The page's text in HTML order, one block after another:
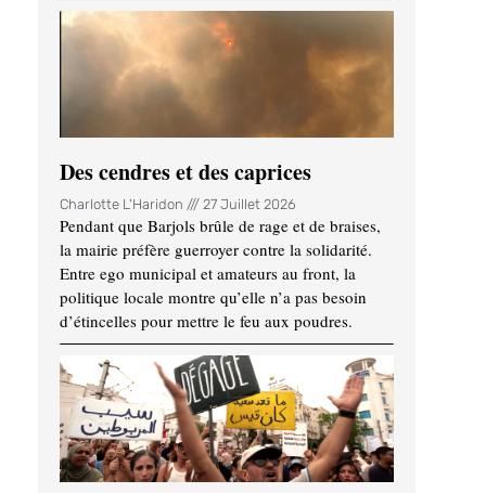
Des cendres et des caprices
Charlotte L'Haridon 27 Juillet 2026
Pendant que Barjols brûle de rage et de braises,
la mairie préfère guerroyer contre la solidarité.
Entre ego municipal et amateurs au front, la
politique locale montre qu’elle n’a pas besoin
d’étincelles pour mettre le feu aux poudres.